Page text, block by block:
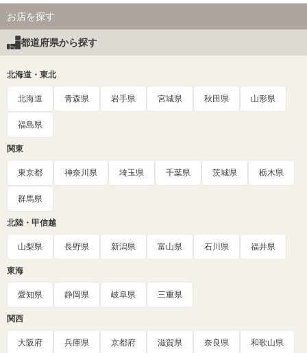
お店を探す
都道府県から探す
北海道・東北
北海道 青森県 岩手県 宮城県 秋田県 山形県
福島県
関東
東京都 神奈川県 埼玉県 千葉県 茨城県 栃木県
群馬県
北陸・甲信越
山梨県 長野県 新潟県 富山県 石川県 福井県
東海
愛知県 静岡県 岐阜県 三重県
関西
大阪府 兵庫県 京都府 滋賀県 奈良県 和歌山県